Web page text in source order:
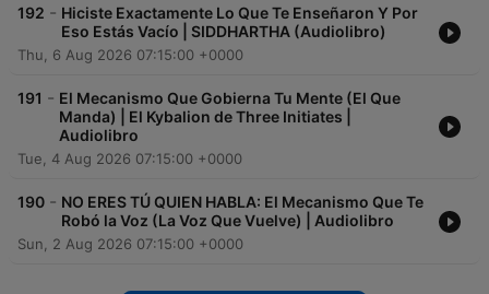
192 - Hiciste Exactamente Lo Que Te Enseñaron Y Por
Eso Estás Vacío | SIDDHARTHA (Audiolibro)
Thu, 6 Aug 2026 07:15:00 +0000
191 - El Mecanismo Que Gobierna Tu Mente (El Que
Manda) | El Kybalion de Three Initiates |
Audiolibro
Tue, 4 Aug 2026 07:15:00 +0000
190 - NO ERES TÚ QUIEN HABLA: El Mecanismo Que Te
Robó la Voz (La Voz Que Vuelve) | Audiolibro
Sun, 2 Aug 2026 07:15:00 +0000